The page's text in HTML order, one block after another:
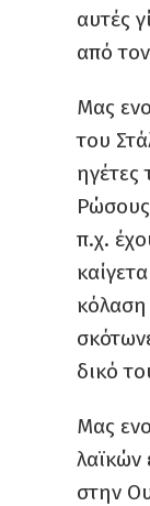
αυτές
από
Μας
του
ηγέτες
π.χ.
κόλαση
δικό
Μας
στην